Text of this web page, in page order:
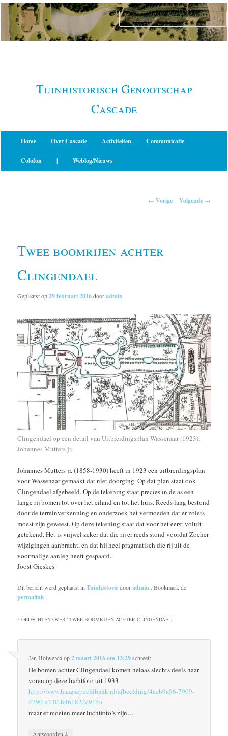
Spring
naar
primaire
Tuinhistorisch Genootschap
Cascade
Home Over Cascade Activiteiten Communicatie
Colofon | Weblog/Nieuws
← Vorige Volgende →
Twee boomrijen achter
Clingendael
Geplaatst op29 februari 2016dooradmin
Clingendael op een detail van Uitbreidingsplan Wassenaar (1923),
Johannes Mutters jr.
Johannes Mutters jr. (1858-1930) heeft in 1923 een uitbreidingsplan
voor Wassenaar gemaakt dat niet doorging. Op dat plan staat ook
Clingendael afgebeeld. Op de tekening staat precies in de as een
lange rij bomen tot over het eiland en tot het huis. Reeds lang bestond
door de terreinverkenning en onderzoek het vermoeden dat er zoiets
moest zijn geweest. Op deze tekening staat dat voor het eerst voluit
getekend. Het is vrijwel zeker dat die rij er reeds stond voordat Zocher
wijzigingen aanbracht, en dat hij heel pragmatisch die rij uit de
voormalige aanleg heeft gespaard.
Joost Gieskes
Dit bericht werd geplaatst inTuinhistoriedooradmin . Bookmark de
permalink .
4 GEDACHTEN OVER “TWEE BOOMRIJEN ACHTER CLINGENDAEL”
Jan Holwerdaop2 maart 2016 om 13:29schreef:
De bomen achter Clingendael komen helaas slechts deels naar
voren op deze luchtfoto uit 1933
http://www.haagsebeeldbank.nl/afbeelding/4aeb9a96-7909-
4790-a330-8461822c915a
maar er moeten meer luchtfoto’s zijn…
Antwoorden ↓